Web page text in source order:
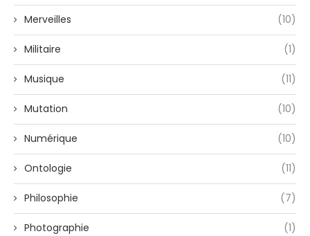
Merveilles (10)
Militaire (1)
Musique (11)
Mutation (10)
Numérique (10)
Ontologie (11)
Philosophie (7)
Photographie (1)